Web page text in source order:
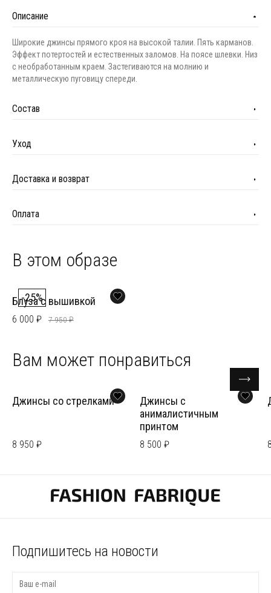
Описание
Широкие джинсы прямого кроя на высокой талии. Пять карманов.
Эффект потертостей и естественных заломов. На поясе шлевки. Низ
с необработанным краем. Застегиваются на молнию и
металлическую пуговицу спереди.
Состав
Уход
Доставка и возврат
Оплата
В этом образе
-25%
Блуза с вышивкой
6 000 ₽ 7 950 ₽
Вам может понравиться
Джинсы со стрелками
8 950 ₽
Джинсы с
анималистичным
принтом
8 500 ₽
Подпишитесь на новости